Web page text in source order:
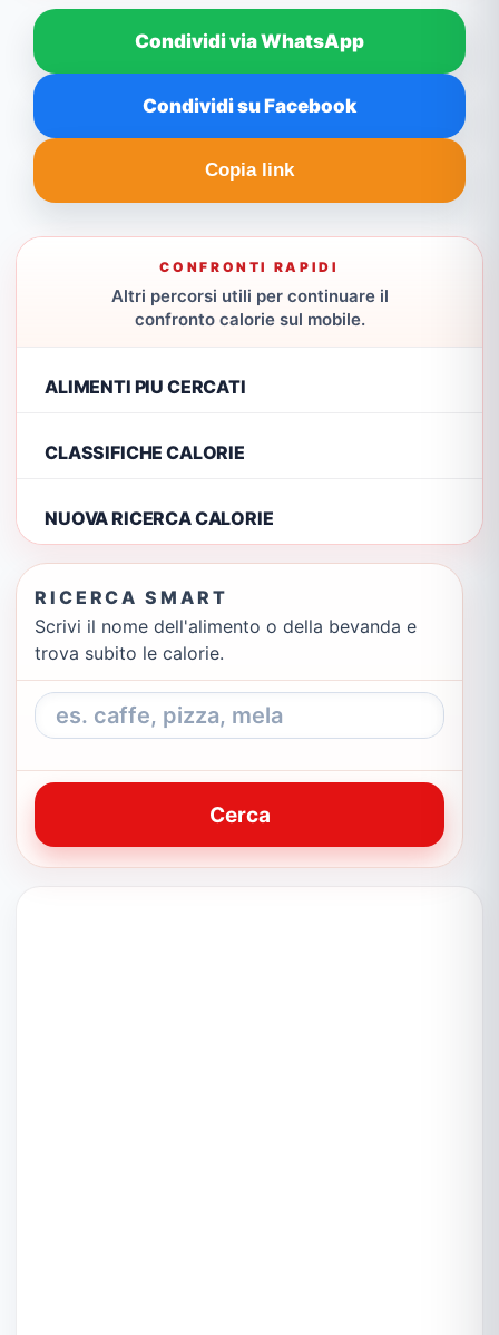
Condividi via WhatsApp
Condividi su Facebook
Copia link
CONFRONTI RAPIDI
Altri percorsi utili per continuare il
confronto calorie sul mobile.
ALIMENTI PIU CERCATI
CLASSIFICHE CALORIE
NUOVA RICERCA CALORIE
RICERCA SMART
Scrivi il nome dell'alimento o della bevanda e
trova subito le calorie.
Cerca